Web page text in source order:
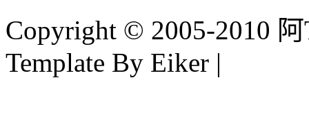
Copyright © 2005-2010
Template By Eiker |